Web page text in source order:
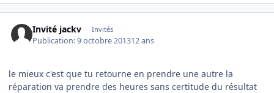
Invité jackv Invités
Publication:9 octobre 201312 ans
le mieux c'est que tu retourne en prendre une autre la
réparation va prendre des heures sans certitude du résultat